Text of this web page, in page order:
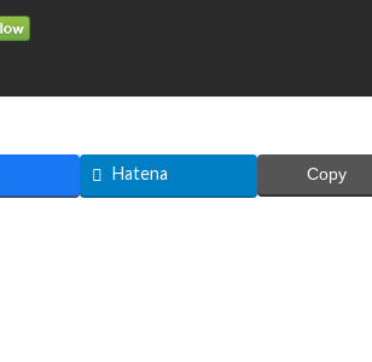
Hatena Copy